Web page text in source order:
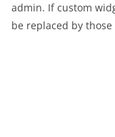
admin. If custom
be replaced by those